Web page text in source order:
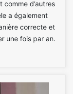
comme d’autres
a également
correcte et
une fois par an.